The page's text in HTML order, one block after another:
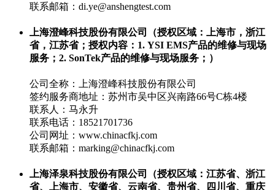
联系邮箱：di.ye@anshengtest.com
上海澄峰科技股份有限公司（授权区域：上海市，浙江
省，江苏省；授权内容：1. YSI EMS产品的维修与现场
服务；2. SonTek产品的维修与现场服务；）
公司全称：上海澄峰科技股份有限公司
签约服务商地址：苏州市吴中区兴南路66号C栋4楼
联系人：马永升
联系电话：18521701736
公司网址：www.chinacfkj.com
联系邮箱：marking@chinacfkj.com
上海泽泉科技股份有限公司（授权区域：江苏省、浙江
省、上海市、安徽省、云南省、贵州省、四川省、重庆